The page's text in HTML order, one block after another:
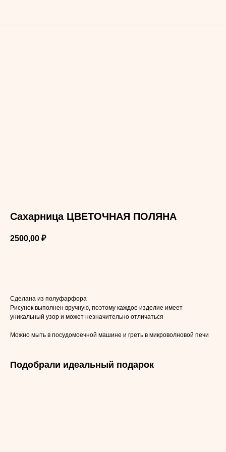
Сахарница ЦВЕТОЧНАЯ ПОЛЯНА
2500,00 ₽
Сделана из полуфарфора
Рисунок выполнен вручную, поэтому каждое изделие имеет
уникальный узор и может незначительно отличаться
Можно мыть в посудомоечной машине и греть в микроволновой печи
Подобрали идеальный подарок